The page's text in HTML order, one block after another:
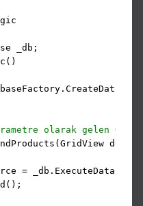
_db;
olarak gelen
dg)
=